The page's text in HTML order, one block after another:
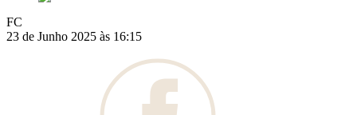
FC
23 de Junho 2025 às 16:15